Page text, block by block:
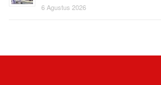
6 Agustus 2026